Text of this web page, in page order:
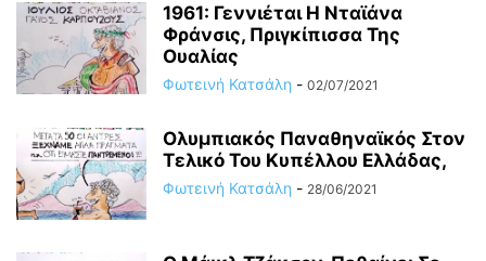
1961: Γεννιέται H Νταϊάνα
Φράνσις, Πριγκίπισσα Της
Ουαλίας
Φωτεινή Κατσάλη - 02/07/2021
Ολυμπιακός Παναθηναϊκός Στον
Τελικό Του Κυπέλλου Ελλάδας,
Φωτεινή Κατσάλη - 28/06/2021